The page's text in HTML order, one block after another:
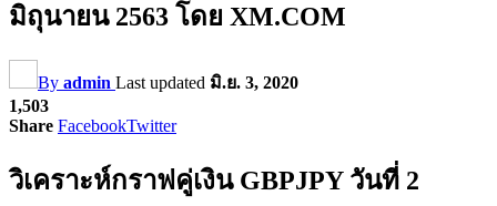
มิถุนายน 2563 โดย XM.COM
By admin Last updated มิ.ย. 3, 2020
1,503
Share FacebookTwitter
วิเคราะห์กราฟคู่เงิน GBPJPY วันที่ 2